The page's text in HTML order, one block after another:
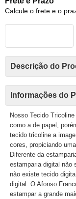
Calcule o frete e o
Descrição do
Informações do
Nosso Tecido
como a de papel,
tecido tricoline a
cores, propiciando
Diferente da
estamparia digital não
não existe tecido
digital. O Afonso
estampar a grande